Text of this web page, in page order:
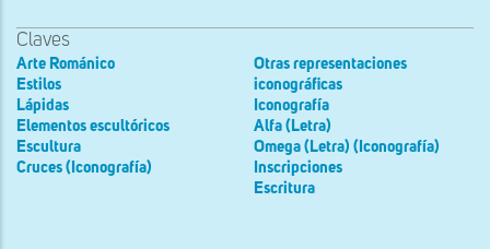
Claves
Arte Románico
Estilos
Lápidas
Elementos escultóricos
Escultura
Cruces (Iconografía)
Otras representaciones
iconográficas
Iconografía
Alfa (Letra)
Omega (Letra) (Iconografía)
Inscripciones
Escritura